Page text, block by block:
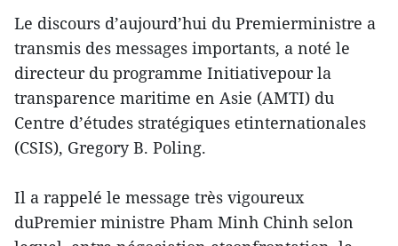
Le discours d’aujourd’hui du Premierministre a
transmis des messages importants, a noté le
directeur du programme Initiativepour la
transparence maritime en Asie (AMTI) du
Centre d’études stratégiques etinternationales
(CSIS), Gregory B. Poling.
Il a rappelé le message très vigoureux
duPremier ministre Pham Minh Chinh selon